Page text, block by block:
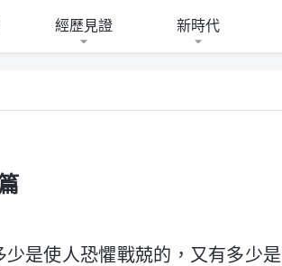
經歷見證 新時代
是使人恐懼戰兢的，又有多少是